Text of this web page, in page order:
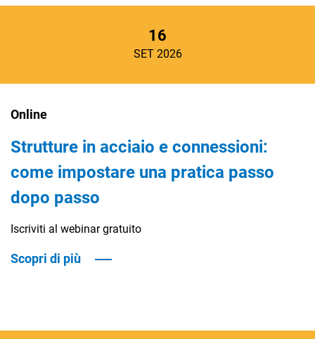
16
SET 2026
Online
Strutture in acciaio e connessioni:
come impostare una pratica passo
dopo passo
Iscriviti al webinar gratuito
Scopri di più